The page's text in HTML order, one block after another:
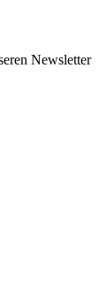
Newsletter